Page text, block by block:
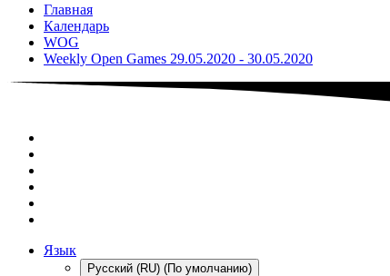
Главная
Календарь
WOG
Weekly Open Games 29.05.2020 - 30.05.2020
Язык
Русский (RU) (По умолчанию)